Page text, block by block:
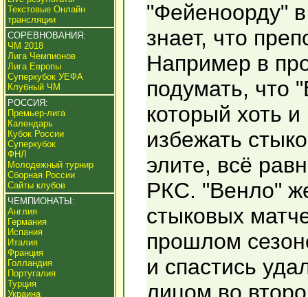
Текстовые Онлайн
трансляции
СОРЕВНОВАНИЯ:
ЧМ 2018
Лига Чемпионов
Лига Европы
Суперкубок УЕФА
Клубный ЧМ
РОССИЯ:
Премьер-лига
Календарь
Кубок России
Суперкубок
ФНЛ
Молодежный турнир
Сборная России
Сайты клубов
ЧЕМПИОНАТЫ:
Англия
Германия
Испания
Италия
Франция
Голландия
Португалия
Турция
Украина
"Фейеноорду"
знает, что
Например в
подумать, что
который хоть
избежать
элите, всё
РКС. "Венло"
стыковых
прошлом
и спастись